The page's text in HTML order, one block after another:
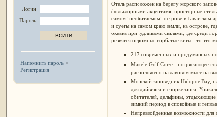
Логин
Пароль
Напомнить пароль
Регистрация
Отель расположен на берегу морского
фольклорными акцентами, просторные
самом "необитаемом" острове в Гавайском
и суеты на самом краю земли, на острове,
океана причудливыми скалами, где среди
резвятся огромные горбатые киты - то это
217 современных и продуманных
Manele Golf Corse - потрясающее
расположено на лавовом мысе на
Морской заповедник Hulopoe Bay,
для дайвинга и сноркелинга.
обитателей, дельфины,
зимний период в спокойные и
Непревзойденные возможности для